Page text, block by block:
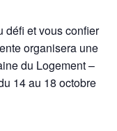
défi et vous confier
organisera une
du Logement –
14 au 18 octobre